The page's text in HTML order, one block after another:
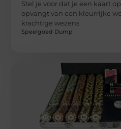
Stel je voor dat je een kaart
opvangt van een kleurrijke
krachtige wezens
Speelgoed Dump